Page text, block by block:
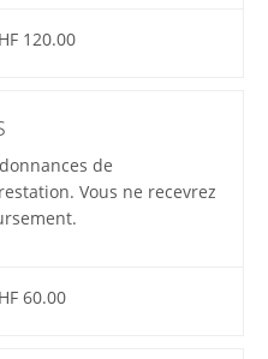
120.00
de
Vous ne recevrez
60.00